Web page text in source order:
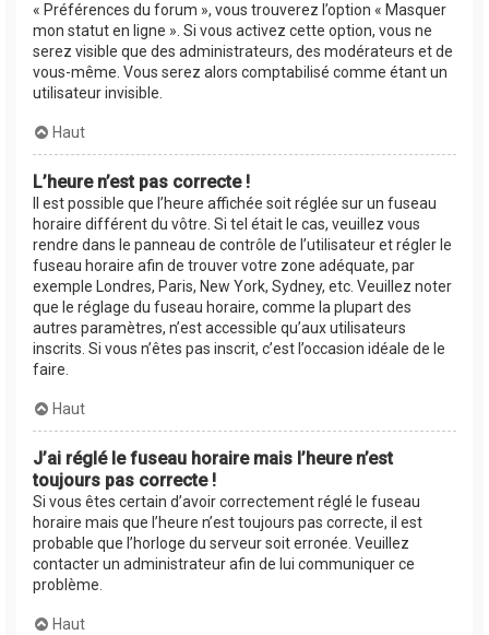
« Préférences du forum », vous trouverez l’option « Masquer
mon statut en ligne ». Si vous activez cette option, vous ne
serez visible que des administrateurs, des modérateurs et de
vous-même. Vous serez alors comptabilisé comme étant un
utilisateur invisible.
Haut
L’heure n’est pas correcte !
Il est possible que l’heure affichée soit réglée sur un fuseau
horaire différent du vôtre. Si tel était le cas, veuillez vous
rendre dans le panneau de contrôle de l’utilisateur et régler le
fuseau horaire afin de trouver votre zone adéquate, par
exemple Londres, Paris, New York, Sydney, etc. Veuillez noter
que le réglage du fuseau horaire, comme la plupart des
autres paramètres, n’est accessible qu’aux utilisateurs
inscrits. Si vous n’êtes pas inscrit, c’est l’occasion idéale de le
faire.
Haut
J’ai réglé le fuseau horaire mais l’heure n’est
toujours pas correcte !
Si vous êtes certain d’avoir correctement réglé le fuseau
horaire mais que l’heure n’est toujours pas correcte, il est
probable que l’horloge du serveur soit erronée. Veuillez
contacter un administrateur afin de lui communiquer ce
problème.
Haut